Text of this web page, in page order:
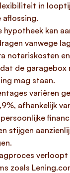
in
aflossing.
hypotheek kan
vanwege
notariskosten
de
mag staan.
variëren
afhankelijk
stijgen
zoals